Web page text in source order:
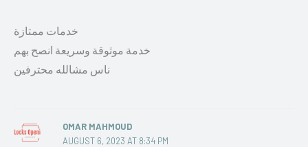
خدمات ممتازة
خدمة موثوقة وسريعة انصح بهم
ناس مشالله محترفين
OMAR MAHMOUD
AUGUST 6, 2023 AT 8:34 PM